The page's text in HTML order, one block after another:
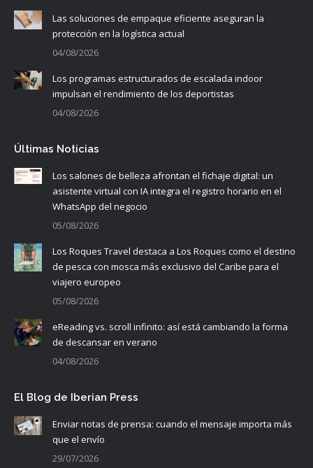
Las soluciones de empaque eficiente aseguran la
protección en la logística actual
04/08/2026
Los programas estructurados de escalada indoor
impulsan el rendimiento de los deportistas
04/08/2026
Últimas Noticias
Los salones de belleza afrontan el fichaje digital: un
asistente virtual con IA integra el registro horario en el
WhatsApp del negocio
05/08/2026
Los Roques Travel destaca a Los Roques como el destino
de pesca con mosca más exclusivo del Caribe para el
viajero europeo
05/08/2026
eReading vs. scroll infinito: así está cambiando la forma
de descansar en verano
04/08/2026
El Blog de Iberian Press
Enviar notas de prensa: cuando el mensaje importa más
que el envío
29/07/2026